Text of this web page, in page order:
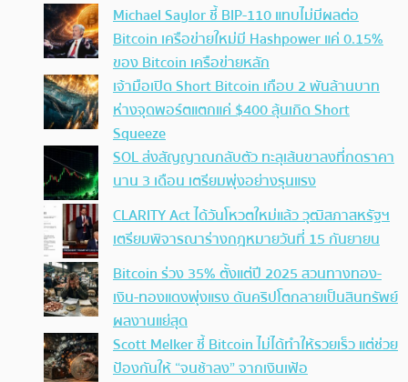
Michael Saylor ชี้ BIP-110 แทบไม่มีผลต่อ
Bitcoin เครือข่ายใหม่มี Hashpower แค่ 0.15%
ของ Bitcoin เครือข่ายหลัก
เจ้ามือเปิด Short Bitcoin เกือบ 2 พันล้านบาท
ห่างจุดพอร์ตแตกแค่ $400 ลุ้นเกิด Short
Squeeze
SOL ส่งสัญญาณกลับตัว ทะลุเส้นขาลงที่กดราคา
นาน 3 เดือน เตรียมพุ่งอย่างรุนแรง
CLARITY Act ได้วันโหวตใหม่แล้ว วุฒิสภาสหรัฐฯ
เตรียมพิจารณาร่างกฎหมายวันที่ 15 กันยายน
Bitcoin ร่วง 35% ตั้งแต่ปี 2025 สวนทางทอง-
เงิน-ทองแดงพุ่งแรง ดันคริปโตกลายเป็นสินทรัพย์
ผลงานแย่สุด
Scott Melker ชี้ Bitcoin ไม่ได้ทำให้รวยเร็ว แต่ช่วย
ป้องกันให้ “จนช้าลง” จากเงินเฟ้อ